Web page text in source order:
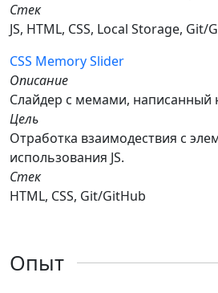
Стек
JS, HTML, CSS, Local Storage, Git/
CSS Memory Slider
Описание
Слайдер с мемами, написанный
Цель
Отработка взаимодествия с
использования JS.
Стек
HTML, CSS, Git/GitHub
Опыт